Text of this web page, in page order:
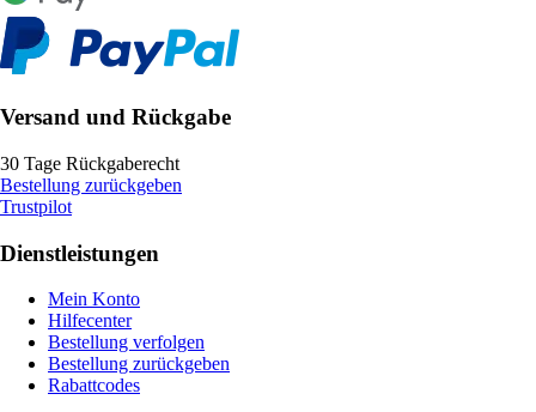
Versand und Rückgabe
30 Tage Rückgaberecht
Bestellung zurückgeben
Trustpilot
Dienstleistungen
Mein Konto
Hilfecenter
Bestellung verfolgen
Bestellung zurückgeben
Rabattcodes